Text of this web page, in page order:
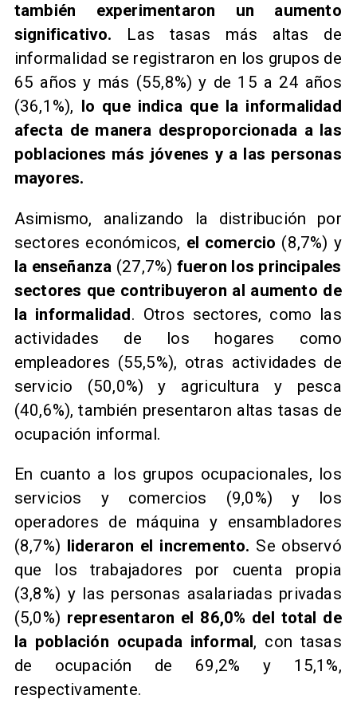
también experimentaron un aumento
significativo. Las tasas más altas de
informalidad se registraron en los grupos de
65 años y más (55,8%) y de 15 a 24 años
(36,1%), lo que indica que la informalidad
afecta de manera desproporcionada a las
poblaciones más jóvenes y a las personas
mayores.
Asimismo, analizando la distribución por
sectores económicos, el comercio (8,7%) y
la enseñanza (27,7%) fueron los principales
sectores que contribuyeron al aumento de
la informalidad. Otros sectores, como las
actividades de los hogares como
empleadores (55,5%), otras actividades de
servicio (50,0%) y agricultura y pesca
(40,6%), también presentaron altas tasas de
ocupación informal.
En cuanto a los grupos ocupacionales, los
servicios y comercios (9,0%) y los
operadores de máquina y ensambladores
(8,7%) lideraron el incremento. Se observó
que los trabajadores por cuenta propia
(3,8%) y las personas asalariadas privadas
(5,0%) representaron el 86,0% del total de
la población ocupada informal, con tasas
de ocupación de 69,2% y 15,1%,
respectivamente.